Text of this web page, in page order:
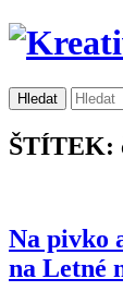
ŠTÍTEK:
Na pivko
na Letné